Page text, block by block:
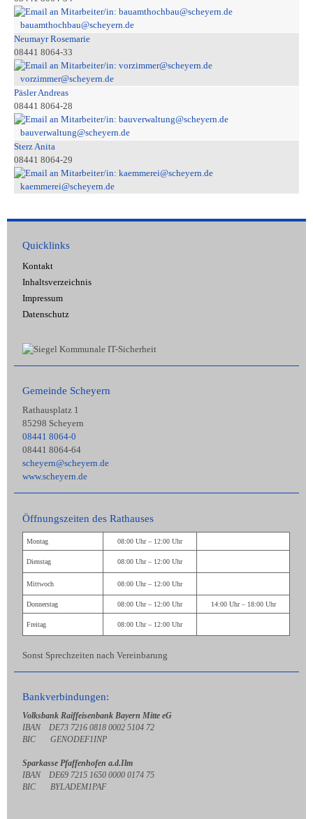
bauamthochbau@scheyern.de
Neumayr Rosemarie
08441 8064-33
vorzimmer@scheyern.de
Päsler Andreas
08441 8064-28
bauverwaltung@scheyern.de
Sterz Anita
08441 8064-29
kaemmerei@scheyern.de
Quicklinks
Kontakt
Inhaltsverzeichnis
Impressum
Datenschutz
Gemeinde Scheyern
Rathausplatz 1
85298 Scheyern
08441 8064-0
08441 8064-64
scheyern@scheyern.de
www.scheyern.de
Öffnungszeiten des Rathauses
Montag 08:00 Uhr – 12:00 Uhr
Dienstag 08:00 Uhr – 12:00 Uhr
Mittwoch 08:00 Uhr – 12:00 Uhr
Donnerstag 08:00 Uhr – 12:00 Uhr 14:00 Uhr – 18:00 Uhr
Freitag 08:00 Uhr – 12:00 Uhr
Sonst Sprechzeiten nach Vereinbarung
Bankverbindungen:
Volksbank Raiffeisenbank Bayern Mitte eG
IBAN DE73 7216 0818 0002 5104 72
BIC GENODEF1INP
Sparkasse Pfaffenhofen a.d.Ilm
IBAN DE69 7215 1650 0000 0174 75
BIC BYLADEM1PAF